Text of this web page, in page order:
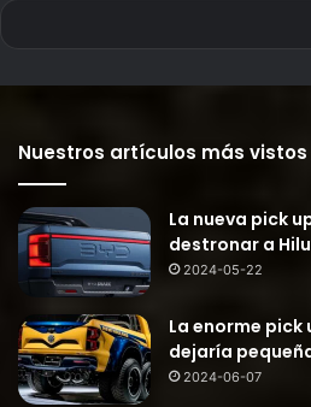
Nuestros artículos más vistos
La nueva pick
destronar a
2024-05-22
La enorme pick
dejaría
2024-06-07